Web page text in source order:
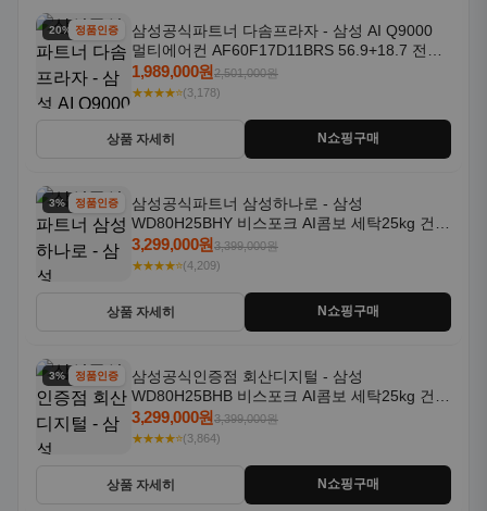
20% 할인정품인증
삼성공식파트너 다솜프라자 - 삼성 AI Q9000
멀티에어컨 AF60F17D11BRS 56.9+18.7 전국
기본설치포함
1,989,000원2,501,000원
★★★★⭐(3,178)
상품 자세히 N쇼핑구매
3% 할인정품인증
삼성공식파트너 삼성하나로 - 삼성
WD80H25BHY 비스포크 AI콤보 세탁25kg 건조
18kg 26년형 일체형 1등급
3,299,000원3,399,000원
★★★★⭐(4,209)
상품 자세히 N쇼핑구매
3% 할인정품인증
삼성공식인증점 회산디지털 - 삼성
WD80H25BHB 비스포크 AI콤보 세탁25kg 건조
18kg 26년형 일체형 1등급
3,299,000원3,399,000원
★★★★⭐(3,864)
상품 자세히 N쇼핑구매